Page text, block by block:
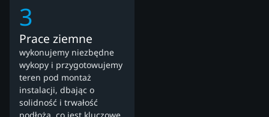
3
Prace ziemne
wykonujemy niezbędne
wykopy i przygotowujemy
teren pod montaż
instalacji, dbając o
solidność i trwałość